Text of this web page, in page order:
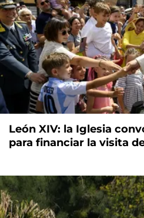
León XIV: la Iglesia
para financiar la visita